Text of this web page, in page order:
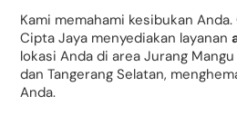
Kami memahami kesibukan
Cipta Jaya menyediakan layanan
lokasi Anda di area Jurang
dan Tangerang Selatan,
Anda.